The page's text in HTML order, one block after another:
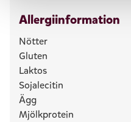
Allergiinformation
Nötter
Gluten
Laktos
Sojalecitin
Ägg
Mjölkprotein